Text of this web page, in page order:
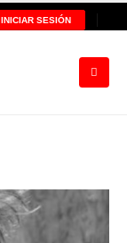
INICIAR SESIÓN